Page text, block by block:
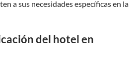
a sus necesidades específicas en la
del hotel en